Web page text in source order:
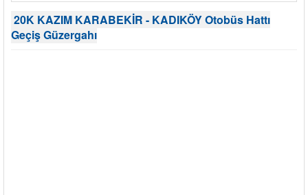
20K KAZIM KARABEKİR - KADIKÖY Otobüs Hattı
Geçiş Güzergahı